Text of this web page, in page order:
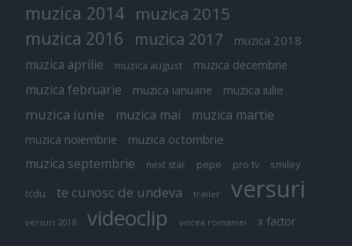
muzica 2014 muzica 2015
muzica 2016 muzica 2017 muzica 2018
muzica aprilie muzica august muzica decembrie
muzica februarie muzica ianuarie muzica iulie
muzica iunie muzica mai muzica martie
muzica noiembrie muzica octombrie
muzica septembrie next star pepe pro tv smiley
tcdu te cunosc de undeva trailer versuri
versuri 2018 videoclip vocea romaniei x factor